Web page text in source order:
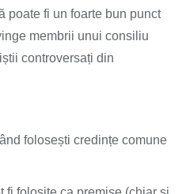
poate fi un foarte bun punct
membrii unui consiliu
controversați din
folosești credințe comune